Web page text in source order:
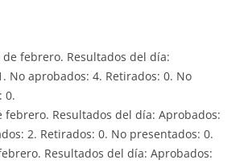
de febrero. Resultados del día:
No aprobados: 4. Retirados: 0. No
0.
febrero. Resultados del día: Aprobados:
2. Retirados: 0. No presentados: 0.
Resultados del día: Aprobados: